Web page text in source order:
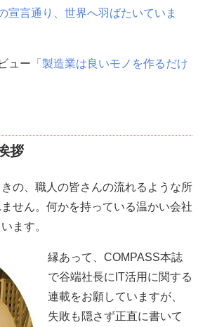
宣言通り、世界へ羽ばたいていま
ュー 「製造業は良いモノを作るだけ
拶
の、職人の皆さんの流れるような所
せん。何かを持っている温かい会社
ます。
縁あって、COMPASS本誌
で谷端社長にIT活用に関する
連載をお願していますが、
失敗も隠さず正直に書いて